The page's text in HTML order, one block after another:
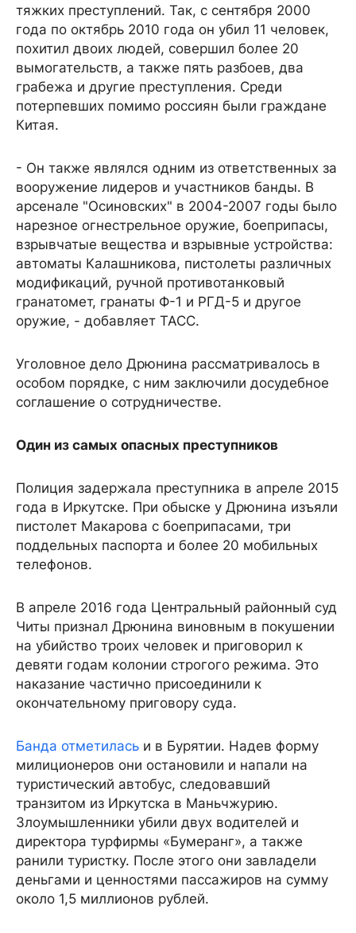
тяжких преступлений. Так, с сентября 2000
года по октябрь 2010 года он убил 11 человек,
похитил двоих людей, совершил более 20
вымогательств, а также пять разбоев, два
грабежа и другие преступления. Среди
потерпевших помимо россиян были граждане
Китая.
- Он также являлся одним из ответственных за
вооружение лидеров и участников банды. В
арсенале "Осиновских" в 2004-2007 годы было
нарезное огнестрельное оружие, боеприпасы,
взрывчатые вещества и взрывные устройства:
автоматы Калашникова, пистолеты различных
модификаций, ручной противотанковый
гранатомет, гранаты Ф-1 и РГД-5 и другое
оружие, - добавляет ТАСС.
Уголовное дело Дрюнина рассматривалось в
особом порядке, с ним заключили досудебное
соглашение о сотрудничестве.
Один из самых опасных преступников
Полиция задержала преступника в апреле 2015
года в Иркутске. При обыске у Дрюнина изъяли
пистолет Макарова с боеприпасами, три
поддельных паспорта и более 20 мобильных
телефонов.
В апреле 2016 года Центральный районный суд
Читы признал Дрюнина виновным в покушении
на убийство троих человек и приговорил к
девяти годам колонии строгого режима. Это
наказание частично присоединили к
окончательному приговору суда.
Банда отметилась и в Бурятии. Надев форму
милиционеров они остановили и напали на
туристический автобус, следовавший
транзитом из Иркутска в Маньчжурию.
Злоумышленники убили двух водителей и
директора турфирмы «Бумеранг», а также
ранили туристку. После этого они завладели
деньгами и ценностями пассажиров на сумму
около 1,5 миллионов рублей.